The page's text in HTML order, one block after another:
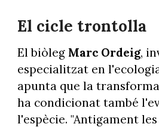
El cicle trontolla
El biòleg Marc Ordeig,
especialitzat en
apunta que la
ha condicionat també
l'espècie. "Antigament